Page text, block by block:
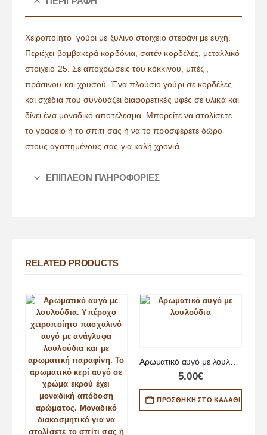
Χειροποίητο γούρι με ξύλινο στοιχείο στεφάνι με ευχή.
Περιέχει βαμβακερά κορδόνια, σατέν κορδέλές, μεταλλικό
στοιχείο 25. Σε αποχρώσεις του κόκκινου, μπέζ ,
πράσινου και χρυσού. Ένα πλούσιο γούρι σε κορδέλες
και σχέδια που συνδυάζει διαφορετικές υφές σε υλικά και
δίνει ένα μοναδικό αποτέλεσμα. Μπορείτε να στολίσετε
το γραφείο ή το σπίτι σας ή να το προσφέρετε δώρο
στους αγαπημένους σας για καλή χρονιά.
ΕΠΙΠΛΈΟΝ ΠΛΗΡΟΦΟΡΊΕΣ
RELATED PRODUCTS
5.00€
ΠΡΟΣΘΉΚΗ ΣΤΟ ΚΑΛΆΘΙ